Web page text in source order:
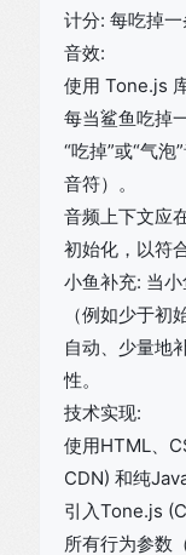
计分: 每吃掉一
音效:
使用 Tone.js 库
每当鲨鱼吃掉
“吃掉”或“气
音符）。
音频上下文应
初始化，以符
小鱼补充: 当
（例如少于
自动、少量地
性。
技术实现:
使用HTML、
CDN) 和纯
引入Tone.js
所有行为参数